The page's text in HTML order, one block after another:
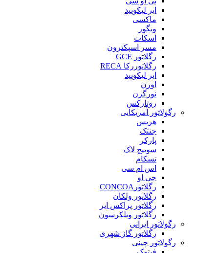
ایر لیکویید
ماکسی
ویگور
اسکات
مسر اسپکترون
رگلاتور GCE
رگلاتوررکا RECA
ایر لیکویید
اورن
نورگرن
روتارکس
رگولاتور آمریکایی
هریس
جنتک
پارکر
سوییچ لاک
تسکام
اس ام سی
جی او
رگلاتورCONCOA
رگلاتور ولکان
رگلاتور پراکس ایر
رگلاتور ویلکرسون
رگولاتور ایرانی
رگلاتور گاز شهری
رگولاتور چینی